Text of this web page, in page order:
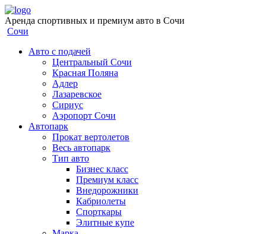
Аренда спортивных и премиум авто в Сочи
Сочи
Авто с подачей
Центральный Сочи
Красная Поляна
Адлер
Лазаревское
Сириус
Аэропорт Сочи
Автопарк
Прокат вертолетов
Весь автопарк
Тип авто
Бизнес класс
Премиум класс
Внедорожники
Кабриолеты
Спорткары
Элитные купе